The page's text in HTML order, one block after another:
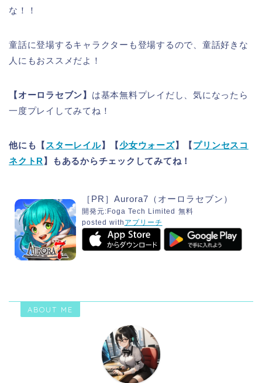
な！！
童話に登場するキャラクターも登場するので、童話好きな
人にもおススメだよ！
【オーロラセブン】 は基本無料プレイだし、気になったら
一度プレイしてみてね！
他にも【 スターレイル】【少女ウォーズ】【プリンセスコ
ネクトR 】もあるからチェックしてみてね！
［PR］Aurora7（オーロラセブン）
開発元: Foga Tech Limited 無料
posted with アプリーチ
ABOUT ME